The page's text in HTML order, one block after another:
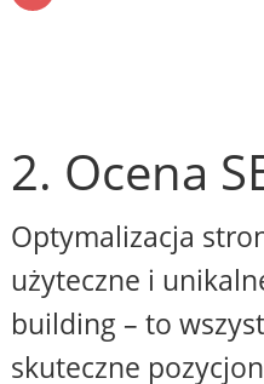
2. Ocena
Optymalizacja
użyteczne i
building – to
skuteczne